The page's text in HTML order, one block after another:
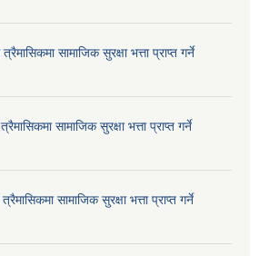
सामाजिक सुरक्षा भत्ता प्राप्त गर्ने
सामाजिक सुरक्षा भत्ता प्राप्त गर्ने
सामाजिक सुरक्षा भत्ता प्राप्त गर्ने